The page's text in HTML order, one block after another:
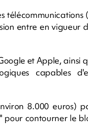
entre en vigueur
et Apple, ainsi
capables
8.000 euros)
contourner le